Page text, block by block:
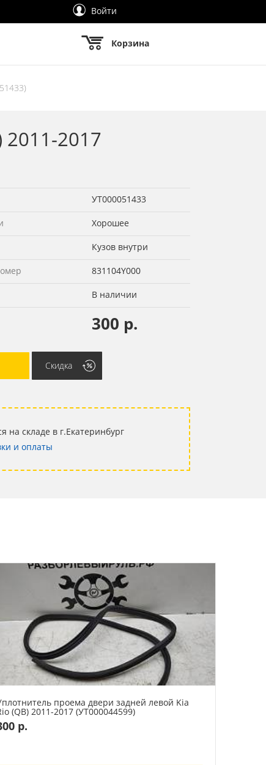
Войти
Корзина
2011-2017
УТ000051433
Хорошее
Кузов внутри
831104Y000
В наличии
300 р.
Скидка
на складе в г.Екатеринбург
и оплаты
проема двери задней левой Kia
(QB) 2011-2017 (УТ000044599)
р.